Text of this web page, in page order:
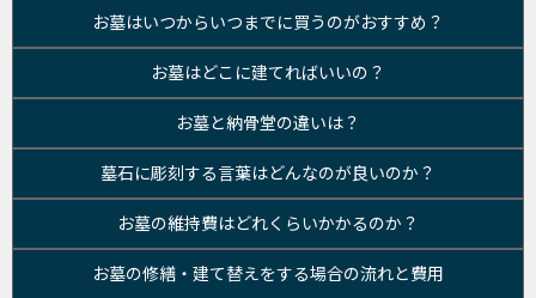
お墓はいつからいつまでに買うのがおすすめ？
お墓はどこに建てればいいの？
お墓と納骨堂の違いは？
墓石に彫刻する言葉はどんなのが良いのか？
お墓の維持費はどれくらいかかるのか？
お墓の修繕・建て替えをする場合の流れと費用